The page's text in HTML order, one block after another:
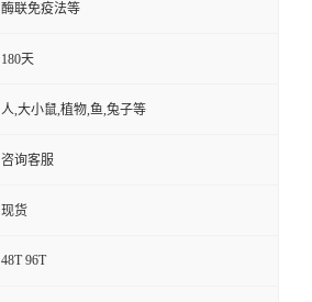
酶联免疫法等
180天
人,大小鼠,植物,鱼,兔子等
咨询客服
现货
48T 96T